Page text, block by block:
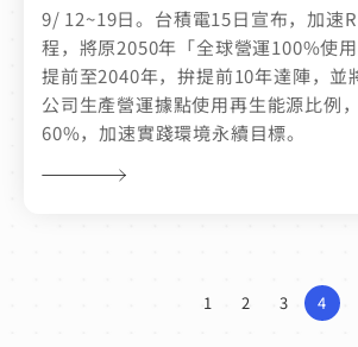
9/ 12~19日。台積電15日宣布，加速
程，將原2050年「全球營運100%使
提前至2040年，拚提前10年達陣，並
公司生產營運據點使用再生能源比例
60%，加速實踐環境永續目標。
1 2 3 4